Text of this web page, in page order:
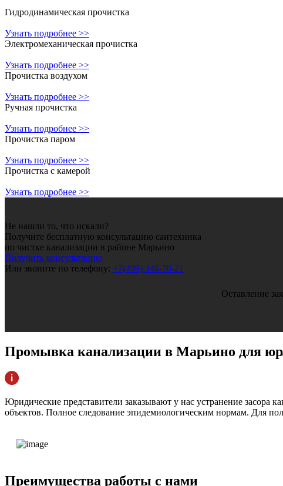
Гидродинамическая прочистка
Узнать подробнее >>
Электромеханическая прочистка
Узнать подробнее >>
Прочистка воздухом
Узнать подробнее >>
Ручная прочистка
Узнать подробнее >>
Прочистка паром
Узнать подробнее >>
Прочистка с камерой
Узнать подробнее >>
Не нашли то, что искали?
Получите бесплатную консультацию сантехника
по чистке канализации в районе Марьино
Получить консультацию
Или звоните по телефону: +7(499) 346-70-21
Оставление
Промывка канализации в Марьино для
Юридические представители заказывают у нас устранение
объектов. Полное следование эпидемиологическим нормам. Для
Преимущества работы с нами